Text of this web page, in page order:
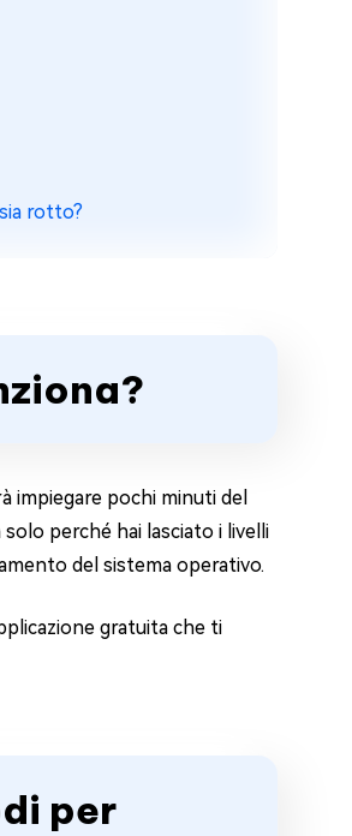
rotto?
impiegare pochi minuti del
perché hai lasciato i livelli
del sistema operativo.
gratuita che ti
per